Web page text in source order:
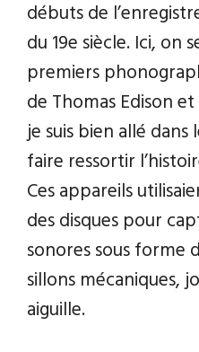
débuts de
du 19e siècle. Ici, on
premiers
de Thomas Edison
je suis bien allé
faire ressortir
Ces appareils
des disques pour
sonores sous forme
sillons mécaniques,
aiguille.